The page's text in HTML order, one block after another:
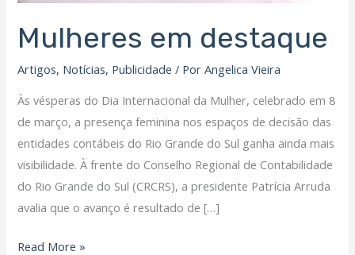
Mulheres em destaque
Artigos, Notícias, Publicidade / PorAngelica Vieira
Às vésperas do Dia Internacional da Mulher, celebrado em 8
de março, a presença feminina nos espaços de decisão das
entidades contábeis do Rio Grande do Sul ganha ainda mais
visibilidade. À frente do Conselho Regional de Contabilidade
do Rio Grande do Sul (CRCRS), a presidente Patrícia Arruda
avalia que o avanço é resultado de […]
Read More »